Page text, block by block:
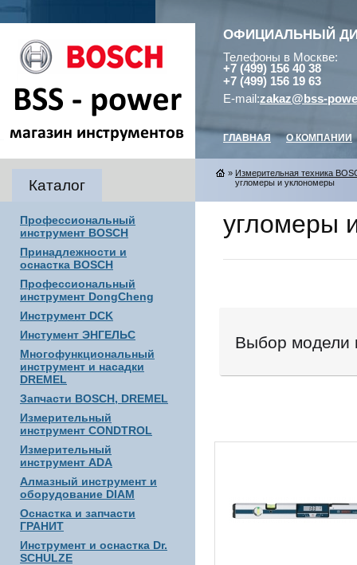
ОФИЦИАЛЬНЫЙ
Телефоны в Москве:
+7 (499) 156 40 38
+7 (499) 156 19 63
E-mail:zakaz@bss-
ГЛАВНАЯ О КОМПАНИИ
Каталог
Профессиональный
инструмент BOSCH
Принадлежности и
оснастка BOSCH
Профессиональный
инструмент DongCheng
Инструмент DCK
Инстумент ЭНГЕЛЬС
Многофункциональный
инструмент и насадки
DREMEL
Запчасти BOSCH, DREMEL
Измерительный
инструмент CONDTROL
Измерительный
инструмент ADA
Алмазный инструмент и
оборудование DIAM
Оснастка и запчасти
ГРАНИТ
Инструмент и оснастка Dr.
SCHULZE
» Измерительная техника
угломеры и уклономеры
угломеры
Выбор модели